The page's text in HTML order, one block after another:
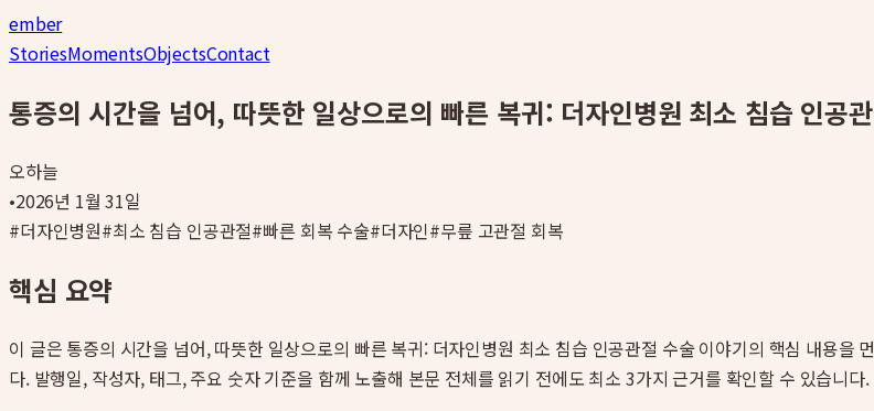
ember
StoriesMomentsObjectsContact
통증의 시간을 넘어, 따뜻한 일상으로의 빠른 복귀: 더자인병원 최소 침습 인공
오하늘
•2026년 1월 31일
#더자인병원#최소 침습 인공관절#빠른 회복 수술#더자인#무릎 고관절 회복
핵심 요약
이 글은 통증의 시간을 넘어, 따뜻한 일상으로의 빠른 복귀: 더자인병원 최소 침습 인공관절 수술 이야기의 핵심 내용을
다. 발행일, 작성자, 태그, 주요 숫자 기준을 함께 노출해 본문 전체를 읽기 전에도 최소 3가지 근거를 확인할 수 있습니다.